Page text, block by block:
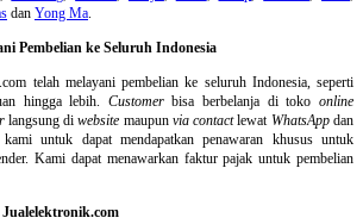
dan Yong Ma.
Pembelian ke Seluruh Indonesia
telah melayani pembelian ke seluruh Indonesia, seperti
hingga lebih. Customerbisa berbelanja di tokoonline
langsung diwebsite maupun via contactlewat WhatsAppdan
untuk dapat mendapatkan penawaran khusus untuk
Kami dapat menawarkan faktur pajak untuk pembelian